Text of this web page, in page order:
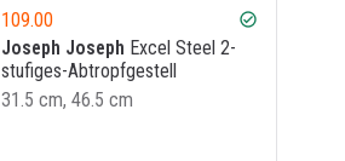
109.00 check_circle
Joseph Joseph Excel Steel 2-
stufiges-Abtropfgestell
31.5 cm, 46.5 cm